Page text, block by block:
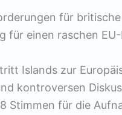
für
für einen raschen
Islands zur
kontroversen
Stimmen für die